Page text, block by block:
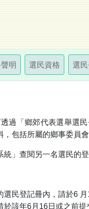
明 選民資格 選
過「鄉郊代表選舉選
包括所屬的鄉事委員會
」查閱另一名選民
民登記冊內，請於6 月
該年6月16日或之前提